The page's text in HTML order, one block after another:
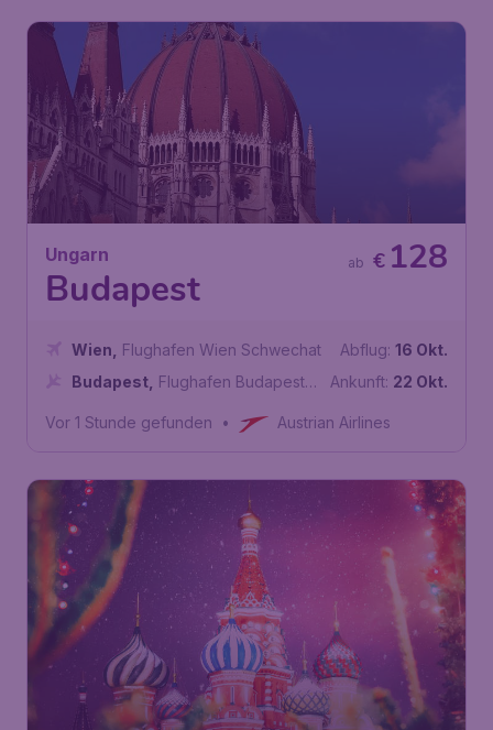
Ungarn
Budapest
€ 128
ab
Wien
Flughafen Wien Schwechat
Budapest Flughafen Budapest
Abflug: 16 Okt.
Ankunft: 22 Okt.
Vor 1 Stunde gefunden • Austrian Airlines